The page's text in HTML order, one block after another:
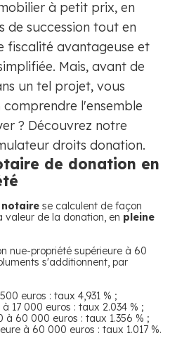
à petit prix, en
de succession tout en
fiscalité avantageuse et
Mais, avant de
un tel projet, vous
l'ensemble
? Découvrez notre
droits donation.
de donation en
notaire se calculent de façon
valeur de la donation, en pleine
nue-propriété supérieure à 60
s'additionnent, par
euros : taux 4,931 % ;
17 000 euros : taux 2.034 % ;
à 60 000 euros : taux 1.356 % ;
à 60 000 euros : taux 1.017 %.